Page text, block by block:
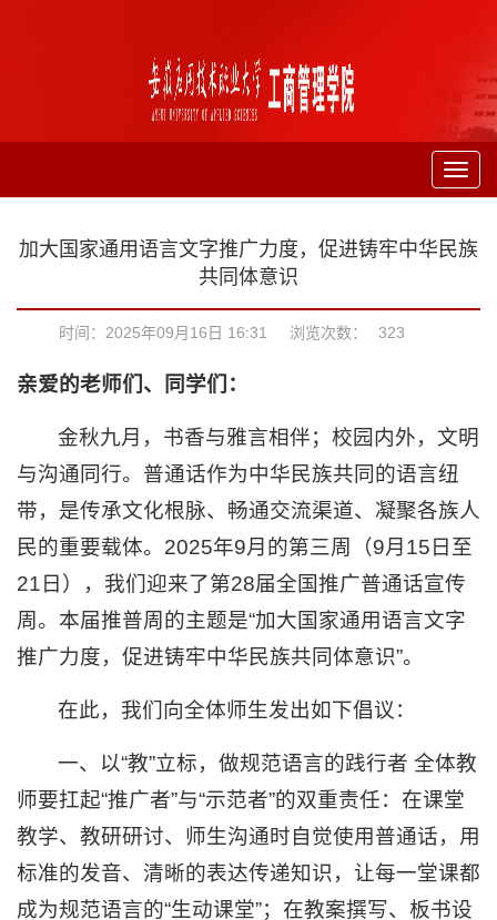
加大国家通用语言文字推广力度，促进铸牢中华民族
共同体意识
时间：2025年09月16日 16:31 浏览次数： 323
亲爱的老师们、同学们：
金秋九月，书香与雅言相伴；校园内外，文明
与沟通同行。普通话作为中华民族共同的语言纽
带，是传承文化根脉、畅通交流渠道、凝聚各族人
民的重要载体。2025年9月的第三周（9月15日至
21日），我们迎来了第28届全国推广普通话宣传
周。本届推普周的主题是“加大国家通用语言文字
推广力度，促进铸牢中华民族共同体意识”。
在此，我们向全体师生发出如下倡议：
一、以“教”立标，做规范语言的践行者 全体教
师要扛起“推广者”与“示范者”的双重责任：在课堂
教学、教研研讨、师生沟通时自觉使用普通话，用
标准的发音、清晰的表达传递知识，让每一堂课都
成为规范语言的“生动课堂”；在教案撰写、板书设